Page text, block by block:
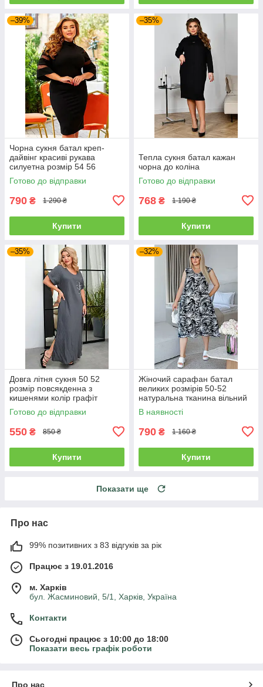
–39%
Чорна сукня батал креп-
дайвінг красиві рукава
силуетна розмір 54 56
Готово до відправки
790 ₴ 1 290 ₴
Купити
–35%
Тепла сукня батал кажан
чорна до коліна
Готово до відправки
768 ₴ 1 190 ₴
Купити
–35%
Довга літня сукня 50 52
розмір повсякденна з
кишенями колір графіт
Готово до відправки
550 ₴ 850 ₴
Купити
–32%
Жіночий сарафан батал
великих розмірів 50-52
натуральна тканина вільний
чорний
В наявності
790 ₴ 1 160 ₴
Купити
Показати ще
Про нас
99% позитивних з 83 відгуків за рік
Працює з 19.01.2016
м. Харків
бул. Жасминовий, 5/1, Харків, Україна
Контакти
Сьогодні працює з 10:00 до 18:00
Показати весь графік роботи
Про нас